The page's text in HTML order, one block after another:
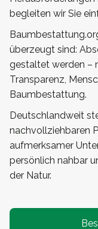
begleiten wir Sie
überzeugt sind:
gestaltet werden –
Transparenz,
Baumbestattung.
Deutschlandweit
nachvollziehbaren
aufmerksamer
persönlich nahbar
der Natur.